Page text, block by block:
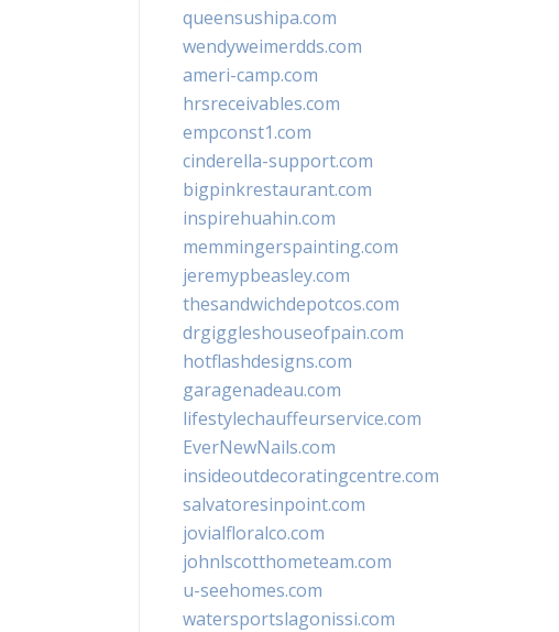
queensushipa.com
wendyweimerdds.com
ameri-camp.com
hrsreceivables.com
empconst1.com
cinderella-support.com
bigpinkrestaurant.com
inspirehuahin.com
memmingerspainting.com
jeremypbeasley.com
thesandwichdepotcos.com
drgiggleshouseofpain.com
hotflashdesigns.com
garagenadeau.com
lifestylechauffeurservice.com
EverNewNails.com
insideoutdecoratingcentre.com
salvatoresinpoint.com
jovialfloralco.com
johnlscotthometeam.com
u-seehomes.com
watersportslagonissi.com